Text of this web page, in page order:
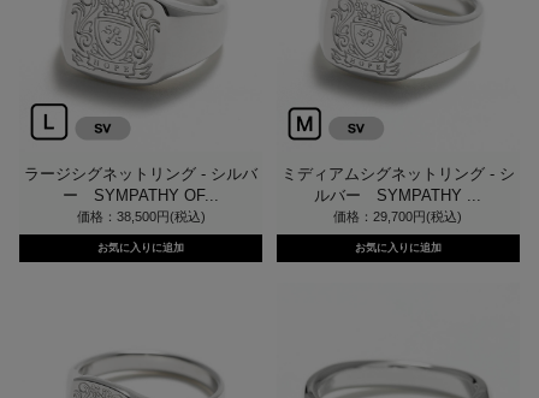
ラージシグネットリング - シルバ
ー SYMPATHY OF...
価格：38,500円(税込)
ミディアムシグネットリング - シ
ルバー SYMPATHY ...
価格：29,700円(税込)